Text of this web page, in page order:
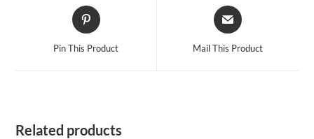
Opens
in
Pin This Product
Opens
in
Mail This Product
Related products